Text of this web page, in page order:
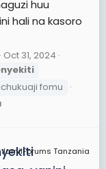
huu
hali na kasoro
Oct 31, 2024
fomu
JamiiForums Tanzania